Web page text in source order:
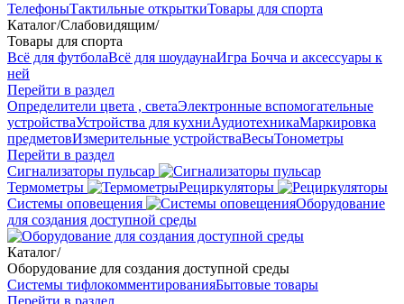
ТелефоныТактильные открыткиТовары для спорта
Каталог/Слабовидящим/
Товары для спорта
Всё для футболаВсё для шоудаунаИгра Бочча и аксессуары к
ней
Перейти в раздел
Определители цвета , светаЭлектронные вспомогательные
устройстваУстройства для кухниАудиотехникаМаркировка
предметовИзмерительные устройстваВесыТонометры
Перейти в раздел
Сигнализаторы пульсар
Термометры
Рециркуляторы
Cистемы оповещения
Оборудование
для создания доступной среды
Каталог/
Оборудование для создания доступной среды
Системы тифлокомментированияБытовые товары
Перейти в раздел